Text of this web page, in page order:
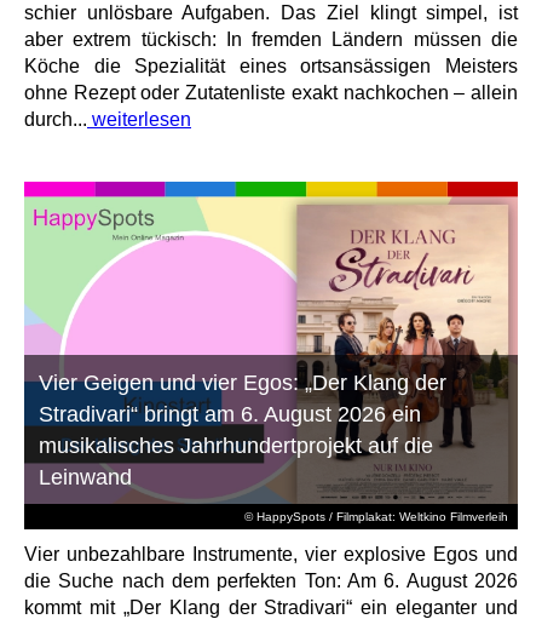
schier unlösbare Aufgaben. Das Ziel klingt simpel, ist
aber extrem tückisch: In fremden Ländern müssen die
Köche die Spezialität eines ortsansässigen Meisters
ohne Rezept oder Zutatenliste exakt nachkochen – allein
durch... weiterlesen
© HappySpots / Filmplakat: Weltkino Filmverleih
Vier Geigen und vier Egos: „Der Klang der
Stradivari“ bringt am 6. August 2026 ein
musikalisches Jahrhundertprojekt auf die
Leinwand
Vier unbezahlbare Instrumente, vier explosive Egos und
die Suche nach dem perfekten Ton: Am 6. August 2026
kommt mit „Der Klang der Stradivari“ ein eleganter und